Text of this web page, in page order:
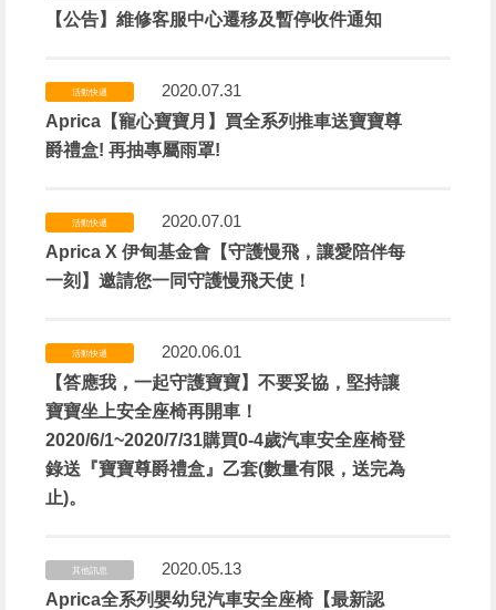
【公告】維修客服中心遷移及暫停收件通知
活動快遞
2020.07.31
Aprica【寵心寶寶月】買全系列推車送寶寶尊
爵禮盒! 再抽專屬雨罩!
活動快遞
2020.07.01
Aprica X 伊甸基金會【守護慢飛，讓愛陪伴每
一刻】邀請您一同守護慢飛天使！
活動快遞
2020.06.01
【答應我，一起守護寶寶】不要妥協，堅持讓
寶寶坐上安全座椅再開車！
2020/6/1~2020/7/31購買0-4歲汽車安全座椅登
錄送『寶寶尊爵禮盒』乙套(數量有限，送完為
止)。
其他訊息
2020.05.13
Aprica全系列嬰幼兒汽車安全座椅【最新認